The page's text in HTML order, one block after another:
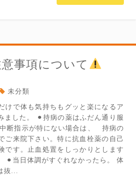
事項について
未分類
けで体も気持ちもグッと楽になるア
ました。 ⚫︎持病の薬はふだん通り服
断指示が特にない場合は、 持病の
ご来院下さい。特に抗血栓薬の自己
です。止血処置をしっかりとします
⚫︎当日体調がすぐれなかったら。 体
抜...